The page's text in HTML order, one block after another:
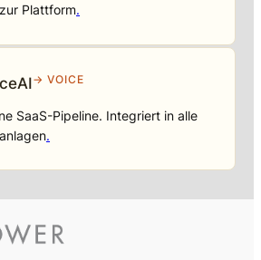
Plattform.
→ VOICE
SaaS-Pipeline. Integriert in alle
.